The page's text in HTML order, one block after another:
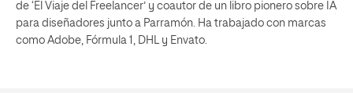
de ‘El Viaje del Freelancer’ y coautor de un libro pionero sobre IA
para diseñadores junto a Parramón. Ha trabajado con marcas
como Adobe, Fórmula 1, DHL y Envato.